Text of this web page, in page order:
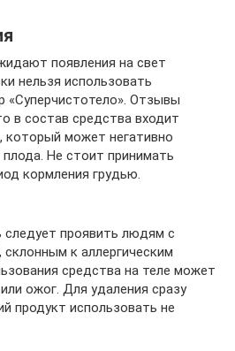
появления на свет
нельзя использовать
«Суперчистотело». Отзывы
в состав средства входит
который может негативно
Не стоит принимать
кормления грудью.
проявить людям с
к аллергическим
средства на теле может
ожог. Для удаления сразу
продукт использовать не